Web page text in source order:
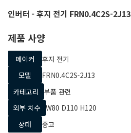
인버터 - 후지 전기 FRN0.4C2S-2J13
제품 사양
메이커
후지 전기
모델
FRN0.4C2S-2J13
카테고리
부품 관련
외부 치수 W80 D110 H120
상태
중고